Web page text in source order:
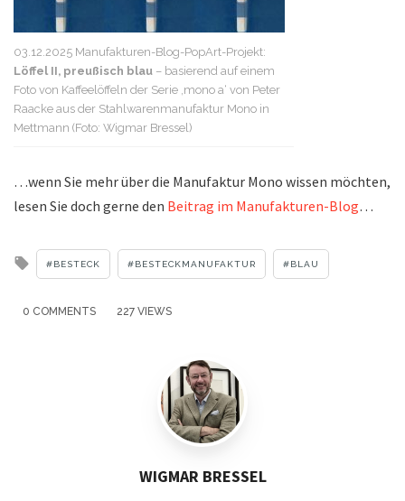
03.12.2025 Manufakturen-Blog-PopArt-Projekt:
Löffel II, preußisch blau – basierend auf einem
Foto von Kaffeelöffeln der Serie ‚mono a‘ von Peter
Raacke aus der Stahlwarenmanufaktur Mono in
Mettmann (Foto: Wigmar Bressel)
…wenn Sie mehr über die Manufaktur Mono wissen möchten,
lesen Sie doch gerne den Beitrag im Manufakturen-Blog…
Tagged
BESTECK BESTECKMANUFAKTUR BLAU
0 COMMENTS 227 VIEWS
WIGMAR BRESSEL